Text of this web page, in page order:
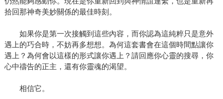
拾回那神奇美妙關係的最佳時刻。
如果你是第一次接觸到這些內容，而你認為這純粹只是意外
遇上的巧合時，不妨再多想想。為何這套書會在這個時間點讓你
遇上？為何會以這樣的形式讓你遇上？請回應你心靈的搜尋，你
心中禱告的正主，還有你靈魂的渴望。
相信它。